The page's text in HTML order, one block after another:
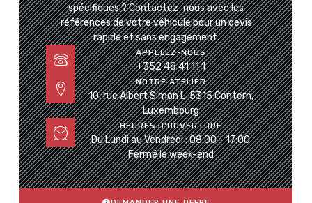
spécifiques ? Contactez-nous avec les
références de votre véhicule pour un devis
rapide et sans engagement.
APPELEZ-NOUS
+352 48 41 11 1
NOTRE ATELIER
10, rue Albert Simon L-5315 Contern,
Luxembourg
HEURES D'OUVERTURE
Du Lundi au Vendredi : 08:00 - 17:00
Fermé le week-end